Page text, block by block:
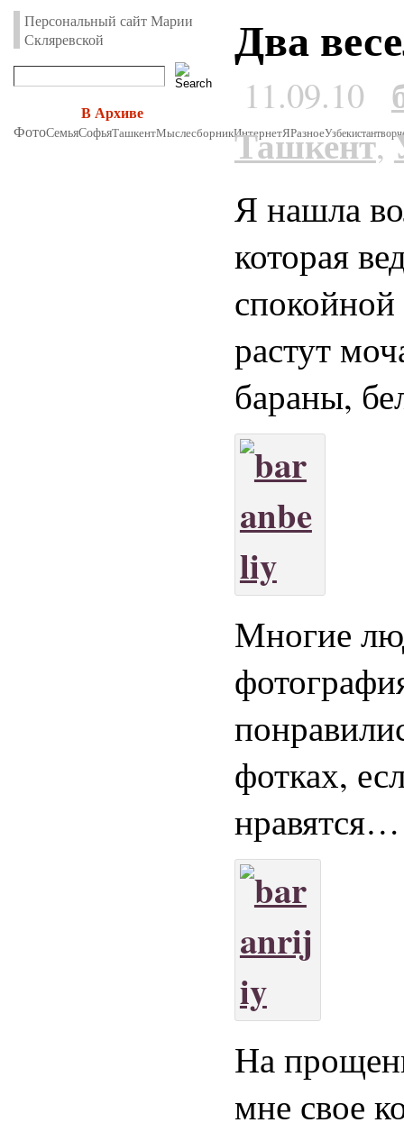
Персональный сайт Марии
Скляревской
В Архиве
ФотоСемьяСофьяТашкентМыслесборникИнтернетЯРазноеУзбекистан
Два
11.09.10
Ташкент,
Я нашла
которая
растут
бараны,
Многие
фотках,
нравятся…
На
мне свое